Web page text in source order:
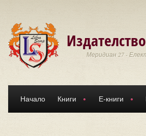
Меридиан 27 -
Начало Книги Е-книги